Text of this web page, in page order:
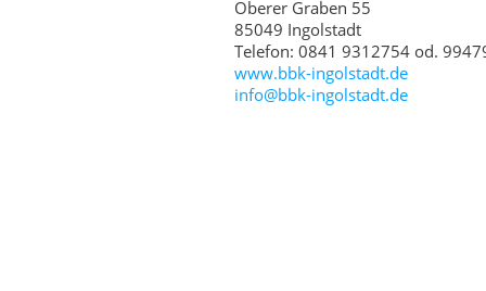
Oberer Graben 55
85049 Ingolstadt
Telefon: 0841 9312754 od.
www.bbk-ingolstadt.de
info@bbk-ingolstadt.de